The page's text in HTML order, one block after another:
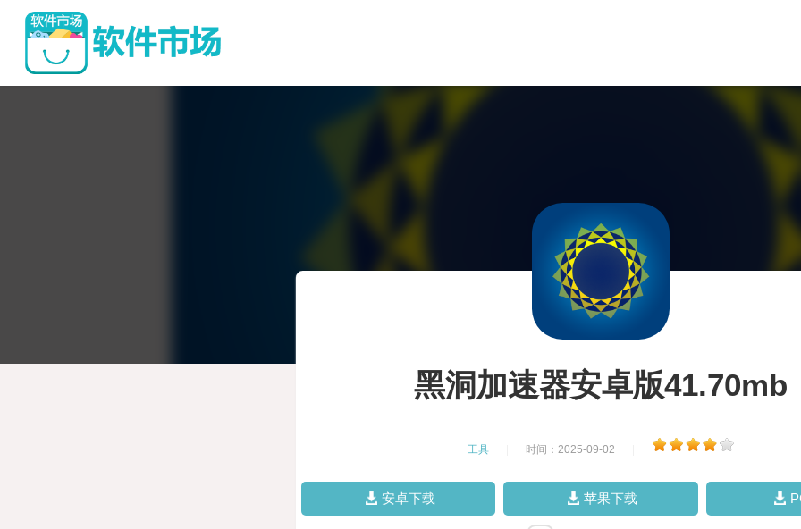
黑洞加速器安卓版41.70mb
工具 时间：2025-09-02
安卓下载 苹果下载